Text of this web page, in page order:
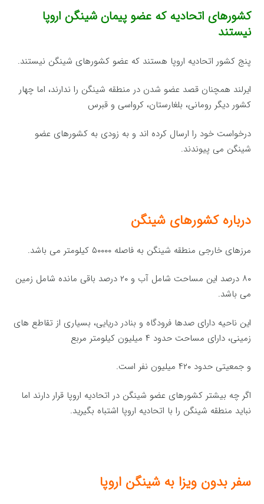
کشورهای اتحادیه که عضو پیمان شینگن اروپا
نیستند
پنج کشور اتحادیه اروپا هستند که عضو کشورهای شینگن نیستند.
ایرلند همچنان قصد عضو شدن در منطقه شینگن را ندارند، اما چهار
کشور دیگر رومانی، بلغارستان، کرواسی و قبرس
درخواست خود را ارسال کرده اند و به زودی به کشورهای عضو
شینگن می پیوندند.
درباره کشورهای شینگن
مرزهای خارجی منطقه شینگن به فاصله ۵۰۰۰۰ کیلومتر می باشد.
۸۰ درصد این مساحت شامل آب و ۲۰ درصد باقی مانده شامل زمین
می باشد.
این ناحیه دارای صدها فرودگاه و بنادر دریایی، بسیاری از تقاطع های
زمینی، دارای مساحت حدود ۴ میلیون کیلومتر مربع
و جمعیتی حدود ۴۲۰ میلیون نفر است.
اگر چه بیشتر کشورهای عضو شینگن در اتحادیه اروپا قرار دارند اما
نباید منطقه شینگن را با اتحادیه اروپا اشتباه بگیرید.
سفر بدون ویزا به شینگن اروپا